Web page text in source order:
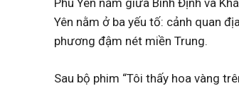
Phú Yên nằm giữa Bình Định và
Yên nằm ở ba yếu tố: cảnh quan
phương đậm nét miền Trung.
Sau bộ phim “Tôi thấy hoa vàng